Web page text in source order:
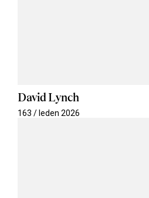
David Lynch
163 / leden 2026